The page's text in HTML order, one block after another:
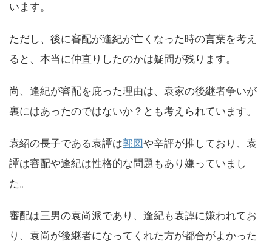
います。
ただし、後に審配が逢紀が亡くなった時の言葉を考え
ると、本当に仲直りしたのかは疑問が残ります。
尚、逢紀が審配を庇った理由は、袁家の後継者争いが
裏にはあったのではないか？とも考えられています。
袁紹の長子である袁譚は郭図や辛評が推しており、袁
譚は審配や逢紀は性格的な問題もあり嫌っていまし
た。
審配は三男の袁尚派であり、逢紀も袁譚に嫌われてお
り、袁尚が後継者になってくれた方が都合がよかった